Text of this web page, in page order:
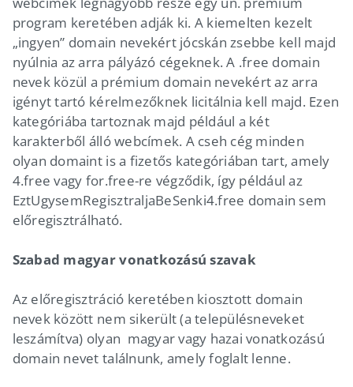
program keretében adják ki. A kiemelten kezelt
„ingyen” domain nevekért jócskán zsebbe kell majd
nyúlnia az arra pályázó cégeknek. A .free domain
nevek közül a prémium domain nevekért az arra
igényt tartó kérelmezőknek licitálnia kell majd. Ezen
kategóriába tartoznak majd például a két
karakterből álló webcímek. A cseh cég minden
olyan domaint is a fizetős kategóriában tart, amely
4.free vagy for.free-re végződik, így például az
EztUgysemRegisztraljaBeSenki4.free domain sem
előregisztrálható.
Szabad magyar vonatkozású szavak
Az előregisztráció keretében kiosztott domain
nevek között nem sikerült (a településneveket
leszámítva) olyan magyar vagy hazai vonatkozású
domain nevet találnunk, amely foglalt lenne.